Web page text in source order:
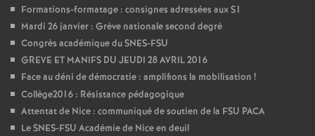
Formations-formatage : consignes adressées aux S1
Mardi 26 janvier : Grève nationale second degré
Congrès académique du SNES-FSU
GREVE ET MANIFS DU JEUDI 28 AVRIL 2016
Face au déni de démocratie : amplifions la mobilisation !
Collège2016 : Résistance pédagogique
Attentat de Nice : communiqué de soutien de la FSU PACA
Le SNES-FSU Académie de Nice en deuil